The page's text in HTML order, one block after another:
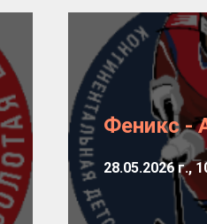
Феникс -
28.05.2026 г.,